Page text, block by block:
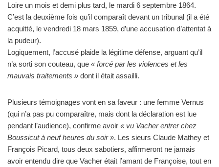
Loire un mois et demi plus tard, le mardi 6 septembre 1864.
C’est la deuxième fois qu’il comparaît devant un tribunal (il a été
acquitté, le vendredi 18 mars 1859, d’une accusation d’attentat à
la pudeur).
Logiquement, l’accusé plaide la légitime défense, arguant qu’il
n’a sorti son couteau, que « forcé par les violences et les
mauvais traitements » dont il était assailli.
Plusieurs témoignages vont en sa faveur : une femme Vernus
(qui n’a pas pu comparaître, mais dont la déclaration est lue
pendant l’audience), confirme avoir « vu Vacher entrer chez
Boussicut à neuf heures du soir ». Les sieurs Claude Mathey et
François Picard, tous deux sabotiers, affirmeront ne jamais
avoir entendu dire que Vacher était l’amant de Françoise, tout en